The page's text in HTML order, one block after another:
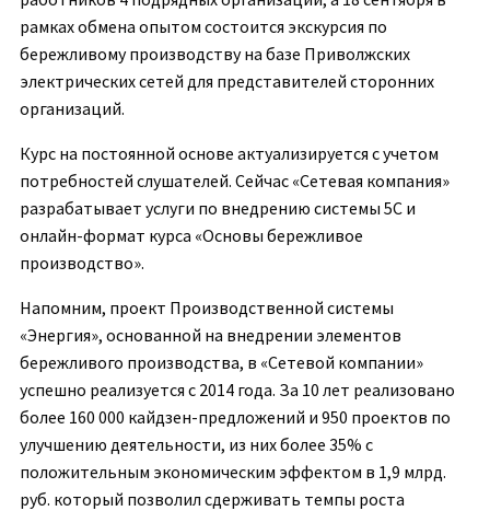
рамках обмена опытом состоится экскурсия по
бережливому производству на базе Приволжских
электрических сетей для представителей сторонних
организаций.
Курс на постоянной основе актуализируется с учетом
потребностей слушателей. Сейчас «Сетевая компания»
разрабатывает услуги по внедрению системы 5С и
онлайн-формат курса «Основы бережливое
производство».
Напомним, проект Производственной системы
«Энергия», основанной на внедрении элементов
бережливого производства, в «Сетевой компании»
успешно реализуется с 2014 года. За 10 лет реализовано
более 160 000 кайдзен-предложений и 950 проектов по
улучшению деятельности, из них более 35% с
положительным экономическим эффектом в 1,9 млрд.
руб. который позволил сдерживать темпы роста